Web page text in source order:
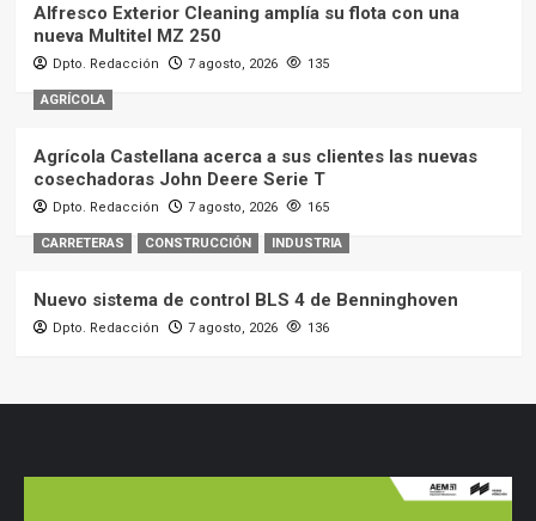
Alfresco Exterior Cleaning amplía su flota con una
nueva Multitel MZ 250
Dpto. Redacción 7 agosto, 2026 135
AGRÍCOLA
Agrícola Castellana acerca a sus clientes las nuevas
cosechadoras John Deere Serie T
Dpto. Redacción 7 agosto, 2026 165
CARRETERAS CONSTRUCCIÓN INDUSTRIA
Nuevo sistema de control BLS 4 de Benninghoven
Dpto. Redacción 7 agosto, 2026 136